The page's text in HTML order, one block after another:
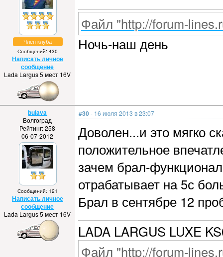
Член клуба
Сообщений: 430
Написать личное
сообщение
Lada Largus 5 мест 16V
Файл "http://forum-
Ночь-наш день
bulava
Волгоград
Рейтинг: 258
06-07-2012
Сообщений: 121
Написать личное
сообщение
Lada Largus 5 мест 16V
#30- 16 июля 2013 в 23:07
Доволен...и это мягко
положительное
зачем брал-
отрабатывает на 5с
Брал в сентябре 12
LADA LARGUS LUXE
Файл "http://forum-